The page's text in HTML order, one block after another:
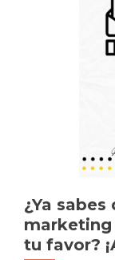
¿Ya
marketing
tu favor?